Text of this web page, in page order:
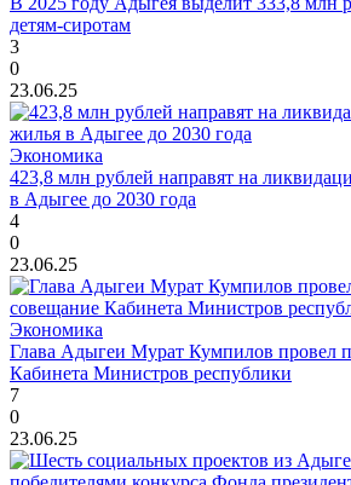
детям-сиротам
3
0
23.06.25
Экономика
423,8 млн рублей направят на
в Адыгее до 2030 года
4
0
23.06.25
Экономика
Глава Адыгеи Мурат Кумпилов провел
Кабинета Министров республики
7
0
23.06.25